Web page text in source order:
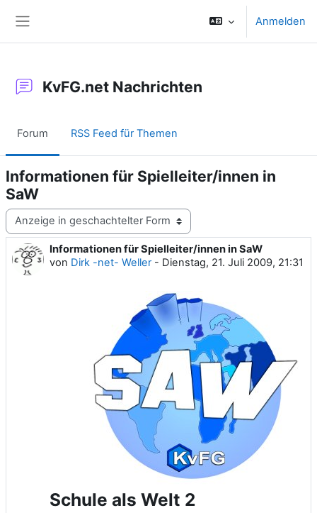
Anmelden
KvFG.net Nachrichten
Forum RSS Feed für Themen
Informationen für Spielleiter/innen in
SaW
Anzeigemodus
Informationen für Spielleiter/innen in SaW
von Dirk -net- Weller- Dienstag, 21. Juli 2009, 21:31
Anzahl Antworten: 0
Schule als Welt 2